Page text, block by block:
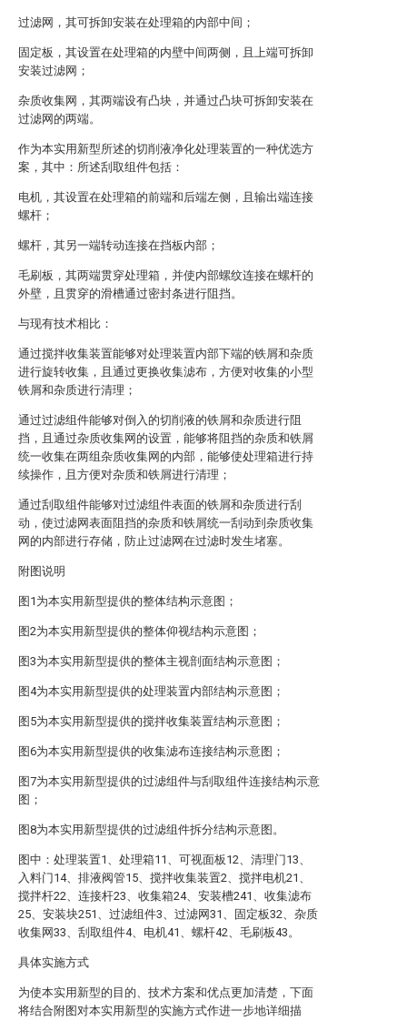
过滤网，其可拆卸安装在处理箱的内部中间；
固定板，其设置在处理箱的内壁中间两侧，且上端可拆卸
安装过滤网；
杂质收集网，其两端设有凸块，并通过凸块可拆卸安装在
过滤网的两端。
作为本实用新型所述的切削液净化处理装置的一种优选方
案，其中：所述刮取组件包括：
电机，其设置在处理箱的前端和后端左侧，且输出端连接
螺杆；
螺杆，其另一端转动连接在挡板内部；
毛刷板，其两端贯穿处理箱，并使内部螺纹连接在螺杆的
外壁，且贯穿的滑槽通过密封条进行阻挡。
与现有技术相比：
通过搅拌收集装置能够对处理装置内部下端的铁屑和杂质
进行旋转收集，且通过更换收集滤布，方便对收集的小型
铁屑和杂质进行清理；
通过过滤组件能够对倒入的切削液的铁屑和杂质进行阻
挡，且通过杂质收集网的设置，能够将阻挡的杂质和铁屑
统一收集在两组杂质收集网的内部，能够使处理箱进行持
续操作，且方便对杂质和铁屑进行清理；
通过刮取组件能够对过滤组件表面的铁屑和杂质进行刮
动，使过滤网表面阻挡的杂质和铁屑统一刮动到杂质收集
网的内部进行存储，防止过滤网在过滤时发生堵塞。
附图说明
图1为本实用新型提供的整体结构示意图；
图2为本实用新型提供的整体仰视结构示意图；
图3为本实用新型提供的整体主视剖面结构示意图；
图4为本实用新型提供的处理装置内部结构示意图；
图5为本实用新型提供的搅拌收集装置结构示意图；
图6为本实用新型提供的收集滤布连接结构示意图；
图7为本实用新型提供的过滤组件与刮取组件连接结构示意
图；
图8为本实用新型提供的过滤组件拆分结构示意图。
图中：处理装置1、处理箱11、可视面板12、清理门13、
入料门14、排液阀管15、搅拌收集装置2、搅拌电机21、
搅拌杆22、连接杆23、收集箱24、安装槽241、收集滤布
25、安装块251、过滤组件3、过滤网31、固定板32、杂质
收集网33、刮取组件4、电机41、螺杆42、毛刷板43。
具体实施方式
为使本实用新型的目的、技术方案和优点更加清楚，下面
将结合附图对本实用新型的实施方式作进一步地详细描